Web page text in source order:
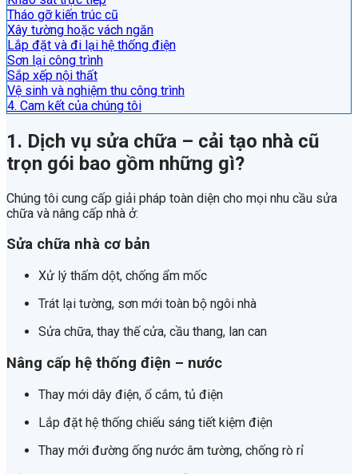
Tháo gỡ kiến trúc cũ
Xây tường hoặc vách ngăn
Lắp đặt và đi lại hệ thống điện
Sơn lại công trình
Sắp xếp nội thất
Vệ sinh và nghiệm thu công trình
4. Cam kết của chúng tôi
1. Dịch vụ sửa chữa – cải tạo nhà cũ
trọn gói bao gồm những gì?
Chúng tôi cung cấp giải pháp toàn diện cho mọi nhu cầu sửa
chữa và nâng cấp nhà ở:
Sửa chữa nhà cơ bản
Xử lý thấm dột, chống ẩm mốc
Trát lại tường, sơn mới toàn bộ ngôi nhà
Sửa chữa, thay thế cửa, cầu thang, lan can
Nâng cấp hệ thống điện – nước
Thay mới dây điện, ổ cắm, tủ điện
Lắp đặt hệ thống chiếu sáng tiết kiệm điện
Thay mới đường ống nước âm tường, chống rò rỉ